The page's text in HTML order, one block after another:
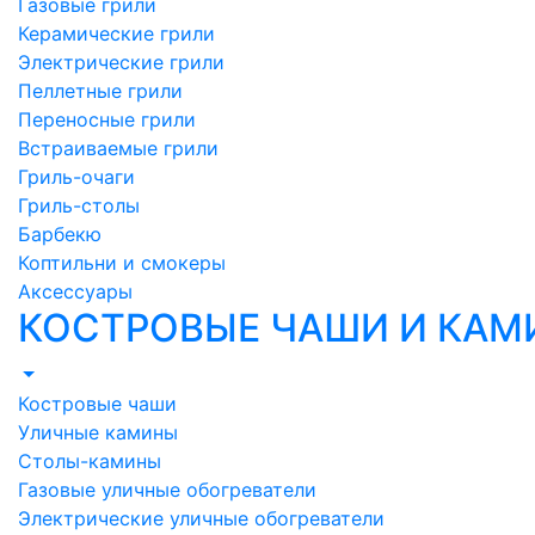
Газовые грили
Керамические грили
Электрические грили
Пеллетные грили
Переносные грили
Встраиваемые грили
Гриль-очаги
Гриль-столы
Барбекю
Коптильни и смокеры
Аксессуары
КОСТРОВЫЕ ЧАШИ И
Костровые чаши
Уличные камины
Столы-камины
Газовые уличные обогреватели
Электрические уличные обогреватели